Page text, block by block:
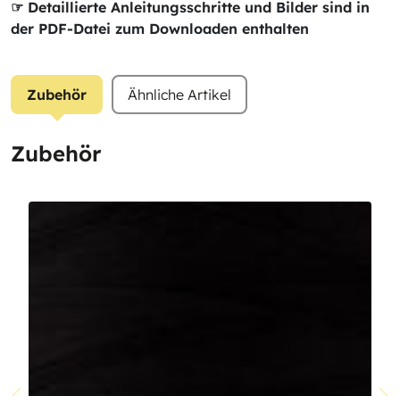
☞ Detaillierte Anleitungsschritte und Bilder sind in
der PDF-Datei zum Downloaden enthalten
Zubehör Ähnliche Artikel
Zubehör